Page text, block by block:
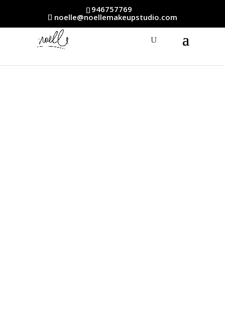
946757769
noelle@noellemakeupstudio.com